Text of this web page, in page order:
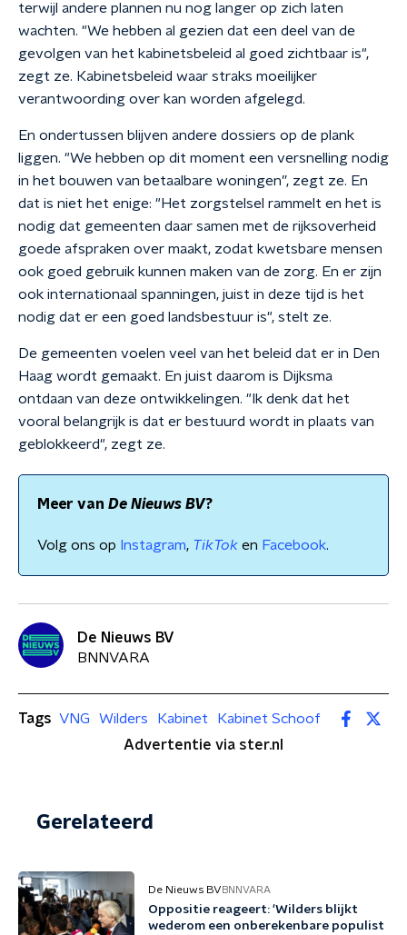
terwijl andere plannen nu nog langer op zich laten
wachten. "We hebben al gezien dat een deel van de
gevolgen van het kabinetsbeleid al goed zichtbaar is",
zegt ze. Kabinetsbeleid waar straks moeilijker
verantwoording over kan worden afgelegd.
En ondertussen blijven andere dossiers op de plank
liggen. "We hebben op dit moment een versnelling nodig
in het bouwen van betaalbare woningen”, zegt ze. En
dat is niet het enige: "Het zorgstelsel rammelt en het is
nodig dat gemeenten daar samen met de rijksoverheid
goede afspraken over maakt, zodat kwetsbare mensen
ook goed gebruik kunnen maken van de zorg. En er zijn
ook internationaal spanningen, juist in deze tijd is het
nodig dat er een goed landsbestuur is", stelt ze.
De gemeenten voelen veel van het beleid dat er in Den
Haag wordt gemaakt. En juist daarom is Dijksma
ontdaan van deze ontwikkelingen. "Ik denk dat het
vooral belangrijk is dat er bestuurd wordt in plaats van
geblokkeerd", zegt ze.
Meer van De Nieuws BV?
Volg ons op Instagram, TikTok en Facebook.
De Nieuws BV
BNNVARA
Tags VNG Wilders Kabinet
Kabinet Schoof
Advertentie via ster.nl
Gerelateerd
De Nieuws BV BNNVARA
Oppositie reageert: 'Wilders blijkt
wederom een onberekenbare populist